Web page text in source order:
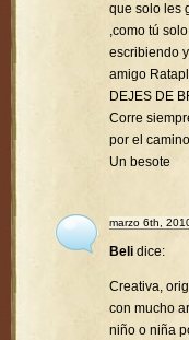
que solo les
,como tú
escribiendo
amigo
DEJES DE
Corre
por el
Un besote
marzo 6th,
Beli dice:
Creativa,
con mucho
niño o niña